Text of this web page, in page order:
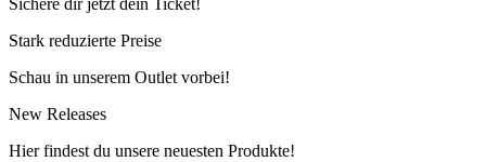
Stark reduzierte Preise
Schau in unserem Outlet vorbei!
New Releases
Hier findest du unsere neuesten Produkte!